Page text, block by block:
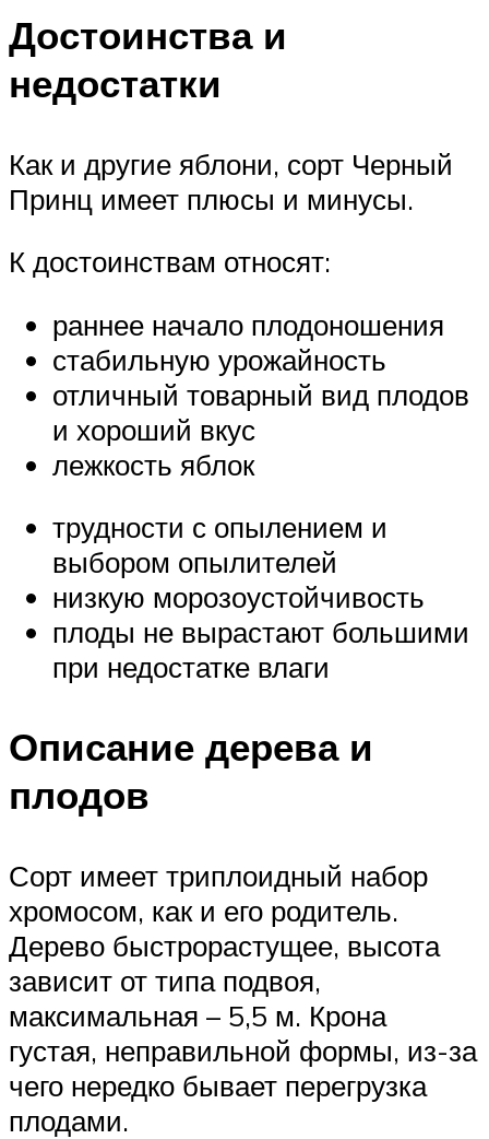
Достоинства и
недостатки
Как и другие яблони, сорт Черный
Принц имеет плюсы и минусы.
К достоинствам относят:
раннее начало плодоношения
стабильную урожайность
отличный товарный вид плодов
и хороший вкус
лежкость яблок
трудности с опылением и
выбором опылителей
низкую морозоустойчивость
плоды не вырастают большими
при недостатке влаги
Описание дерева и
плодов
Сорт имеет триплоидный набор
хромосом, как и его родитель.
Дерево быстрорастущее, высота
зависит от типа подвоя,
максимальная – 5,5 м. Крона
густая, неправильной формы, из-за
чего нередко бывает перегрузка
плодами.